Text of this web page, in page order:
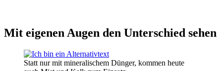
Mit eigenen Augen den Unterschied sehen
Statt nur mit mineralischem Dünger, kommen heute